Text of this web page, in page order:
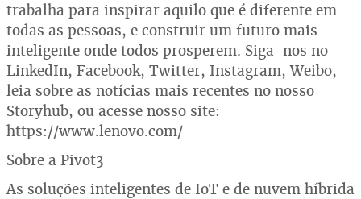
trabalha para inspirar aquilo que é diferente em
todas as pessoas, e construir um futuro mais
inteligente onde todos prosperem. Siga-nos no
LinkedIn, Facebook, Twitter, Instagram, Weibo,
leia sobre as notícias mais recentes no nosso
Storyhub, ou acesse nosso site:
https://www.lenovo.com/
Sobre a Pivot3
As soluções inteligentes de IoT e de nuvem híbrida